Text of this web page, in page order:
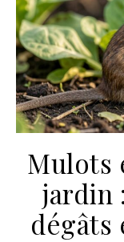
Mulots
jardin
dégâts